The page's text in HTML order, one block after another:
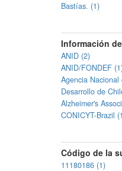
Bastías. (1)
Información
ANID (2)
ANID/FONDEF
Agencia
Desarrollo de
Alzheimer's
CONICYT-Brazil
Código de la
11180186 (1)